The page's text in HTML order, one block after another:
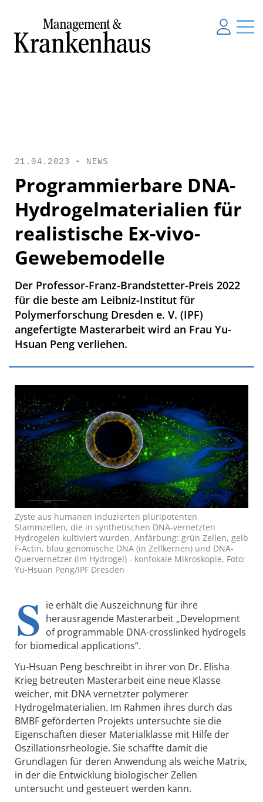
21.04.2023 • NEWS
Programmierbare DNA-
Hydrogelmaterialien für
realistische Ex-vivo-
Gewebemodelle
Der Professor-Franz-Brandstetter-Preis 2022
für die beste am Leibniz-Institut für
Polymerforschung Dresden e. V. (IPF)
angefertigte Masterarbeit wird an Frau Yu-
Hsuan Peng verliehen.
Zyste aus humanen induzierten pluripotenten
Stammzellen, die in synthetischen DNA-vernetzten
Hydrogelen kultiviert wurden. Anfärbung: grün Zellen, gelb
F-Actin, blau genomische DNA (in Zellkernen) und DNA-
Quervernetzer (im Hydrogel) - konfokale Mikroskopie, Foto:
Yu-Hsuan Peng/IPF Dresden
S ie erhält die Auszeichnung für ihre
herausragende Masterarbeit „Development
of programmable DNA-crosslinked hydrogels
for biomedical applications“.
Yu-Hsuan Peng beschreibt in ihrer von Dr. Elisha
Krieg betreuten Masterarbeit eine neue Klasse
weicher, mit DNA vernetzter polymerer
Hydrogelmaterialien. Im Rahmen ihres durch das
BMBF geförderten Projekts untersuchte sie die
Eigenschaften dieser Materialklasse mit Hilfe der
Oszillationsrheologie. Sie schaffte damit die
Grundlagen für deren Anwendung als weiche Matrix,
in der die Entwicklung biologischer Zellen
untersucht und gesteuert werden kann.